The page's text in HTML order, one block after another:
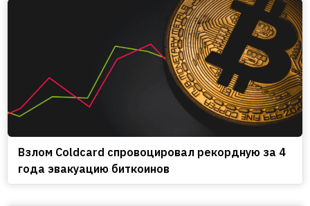
Взлом Coldcard спровоцировал рекордную за 4
года эвакуацию биткоинов